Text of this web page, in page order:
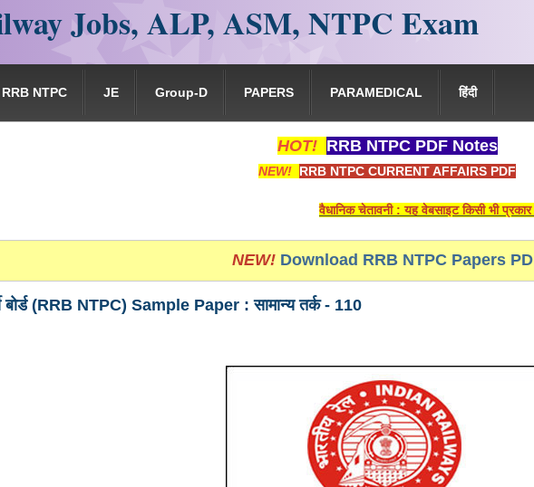
Jobs, ALP, ASM, NTPC Exam
RRB NTPC JE Group-D PAPERS PARAMEDICAL हिंदी
HOT! RRB NTPC PDF Notes
NEW! RRB NTPC CURRENT AFFAIRS PDF
वैधानिक चेतावनी : यह वेबसाइट किसी भी प्रकार से रेलवे
NEW! Download RRB NTPC Papers
बोर्ड (RRB NTPC) Sample Paper : सामान्य तर्क - 110